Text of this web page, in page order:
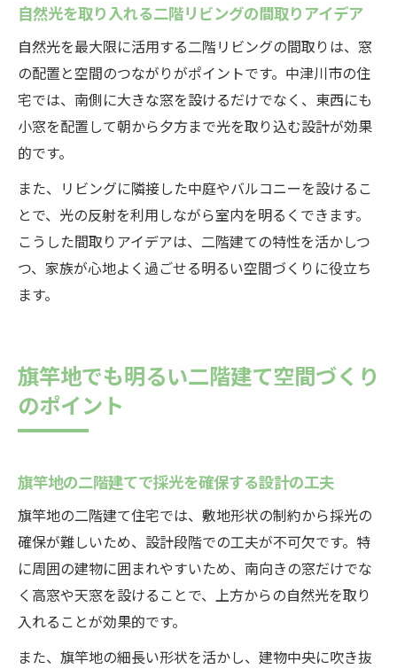
自然光を取り入れる二階リビングの間取りアイデア
自然光を最大限に活用する二階リビングの間取りは、窓
の配置と空間のつながりがポイントです。中津川市の住
宅では、南側に大きな窓を設けるだけでなく、東西にも
小窓を配置して朝から夕方まで光を取り込む設計が効果
的です。
また、リビングに隣接した中庭やバルコニーを設けるこ
とで、光の反射を利用しながら室内を明るくできます。
こうした間取りアイデアは、二階建ての特性を活かしつ
つ、家族が心地よく過ごせる明るい空間づくりに役立ち
ます。
旗竿地でも明るい二階建て空間づくり
のポイント
旗竿地の二階建てで採光を確保する設計の工夫
旗竿地の二階建て住宅では、敷地形状の制約から採光の
確保が難しいため、設計段階での工夫が不可欠です。特
に周囲の建物に囲まれやすいため、南向きの窓だけでな
く高窓や天窓を設けることで、上方からの自然光を取り
入れることが効果的です。
また、旗竿地の細長い形状を活かし、建物中央に吹き抜